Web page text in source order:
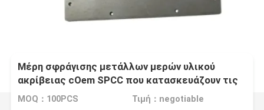
Μέρη σφράγισης μετάλλων μερών υλικού
ακρίβειας cOem SPCC που κατασκευάζουν τις
υπηρεσίες
MOQ：100PCS Τιμή：negotiable